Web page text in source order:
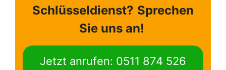
Schlüsseldienst? Sprechen
Sie uns an!
Jetzt anrufen: 0511 874 526